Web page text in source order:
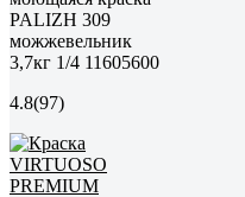
PALIZH 309
можжевельник
3,7кг 1/4 11605600
4.8(97)